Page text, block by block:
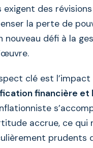
exigent des
la perte de
nouveau défi à la
clé est l’impact
financière et
accrue, ce qui
prudents